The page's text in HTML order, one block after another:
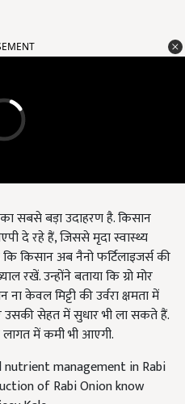
सबसे बड़ा उदाहरण है. किसान
दे रहे हैं, जिससे मृदा स्वास्थ्य
किसान अब नैनो फर्टिलाइजर्स की
रखें. उन्होंने बताया कि ग्रो मोर
केवल मिट्टी की उर्वरा क्षमता में
उसकी सेहत में सुधार भी ला सकते हैं.
में कमी भी आएगी.
management in Rabi
of Rabi Onion know